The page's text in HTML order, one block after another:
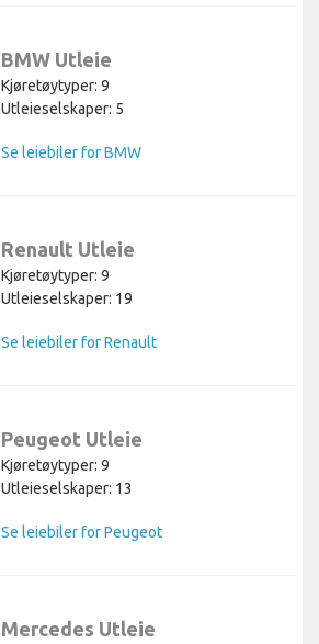
BMW Utleie
Kjøretøytyper: 9
Utleieselskaper: 5
Se leiebiler for BMW
Renault Utleie
Kjøretøytyper: 9
Utleieselskaper: 19
Se leiebiler for Renault
Peugeot Utleie
Kjøretøytyper: 9
Utleieselskaper: 13
Se leiebiler for Peugeot
Mercedes Utleie